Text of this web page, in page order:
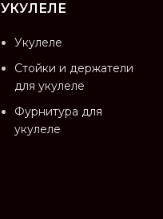
УКУЛЕЛЕ
Укулеле
Стойки и держатели
для укулеле
Фурнитура для
укулеле